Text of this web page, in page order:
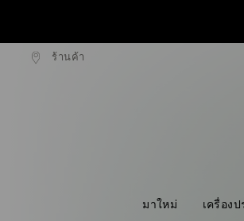
รายการกุญแจการเข้าถึง
ร้านค้า
บบธรรมดาที่มียอดสูงกว่า 3,670 ฿
มาใหม่ เครื่อง